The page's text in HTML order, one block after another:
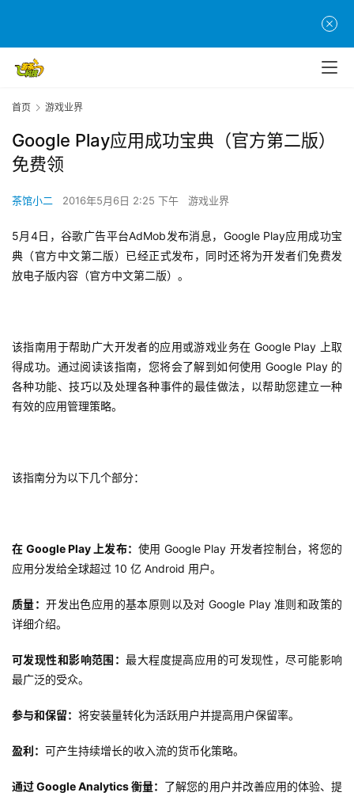
首
茶
创
首页 游戏业界
Google Play应用成功宝典（官方第二版）
免费领
茶馆小二 2016年5月6日 2:25 下午 游戏业界
5月4日，谷歌广告平台AdMob发布消息，Google Play应用成功宝
典（官方中文第二版）已经正式发布，同时还将为开发者们免费发
放电子版内容（官方中文第二版）。
该指南用于帮助广大开发者的应用或游戏业务在 Google Play 上取
得成功。通过阅读该指南，您将会了解到如何使用 Google Play 的
各种功能、技巧以及处理各种事件的最佳做法，以帮助您建立一种
有效的应用管理策略。
该指南分为以下几个部分：
在 Google Play 上发布：使用 Google Play 开发者控制台，将您的
应用分发给全球超过 10 亿 Android 用户。
质量：开发出色应用的基本原则以及对 Google Play 准则和政策的
详细介绍。
可发现性和影响范围：最大程度提高应用的可发现性，尽可能影响
最广泛的受众。
参与和保留： 将安装量转化为活跃用户并提高用户保留率。
盈利： 可产生持续增长的收入流的货币化策略。
通过 Google Analytics 衡量： 了解您的用户并改善应用的体验、提